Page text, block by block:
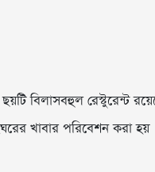
বিলাসবহুল রেস্টুরেন্ট
খাবার পরিবেশন করা হয়